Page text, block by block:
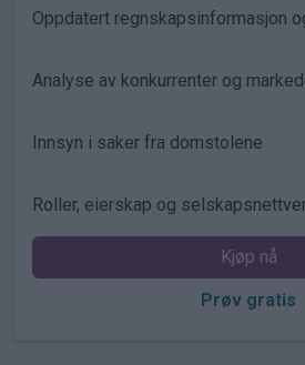
Oppdatert regnskapsinformasjon
Analyse av konkurrenter og
Innsyn i saker fra domstolene
Roller, eierskap og
Kjøp nå
Prøv gratis